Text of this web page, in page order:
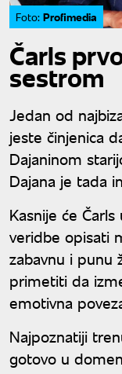
Foto: Profimedia
Čarls
sestrom
Jedan od
jeste činjenica
Dajaninom
Dajana je tada
Kasnije će
veridbe opisati
zabavnu i punu
primetiti da
emotivna
Najpoznatiji
gotovo u